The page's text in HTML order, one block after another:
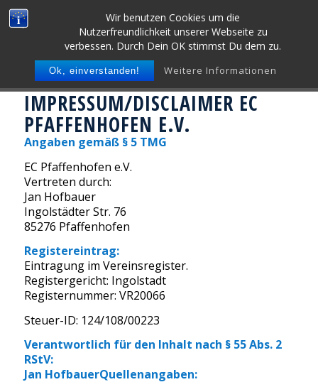
Wir benutzen Cookies um die
Nutzerfreundlichkeit unserer Webseite zu
verbessen. Durch Dein OK stimmst Du dem zu.
Ok, einverstanden! Weitere Informationen
IMPRESSUM/DISCLAIMER EC
PFAFFENHOFEN E.V.
Angaben gemäß § 5 TMG
EC Pfaffenhofen e.V.
Vertreten durch:
Jan Hofbauer
Ingolstädter Str. 76
85276 Pfaffenhofen
Registereintrag:
Eintragung im Vereinsregister.
Registergericht: Ingolstadt
Registernummer: VR20066
Steuer-ID: 124/108/00223
Verantwortlich für den Inhalt nach § 55 Abs. 2
RStV:
Jan HofbauerQuellenangaben: